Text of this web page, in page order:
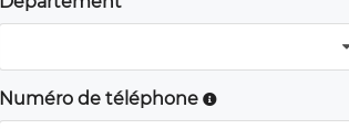
Numéro de téléphone